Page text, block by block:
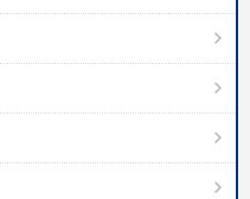
建設・不動産業